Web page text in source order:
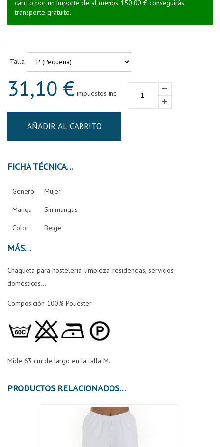
carrito por un importe de al menos 150,00 € conseguirás
transporte gratuito.
Talla
31,10 € impuestos inc.
AÑADIR AL CARRITO
FICHA TÉCNICA
Genero Mujer
Manga Sin mangas
Color Beige
MÁS
Chaqueta para hosteleria, limpieza, residencias, servicios
domésticos...
Composición 100% Poliéster.
Mide 63 cm de largo en la talla M.
PRODUCTOS RELACIONADOS